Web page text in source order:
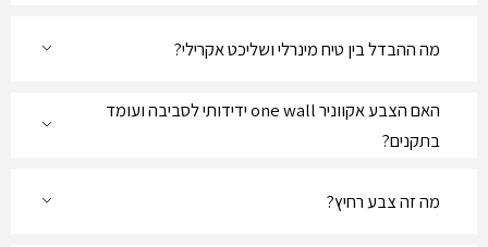
מה ההבדל בין טיח מינרלי ושליכט אקרילי?
האם הצבע אקווניר one wall ידידותי לסביבה ועומד
בתקנים?
מה זה צבע רחיץ?